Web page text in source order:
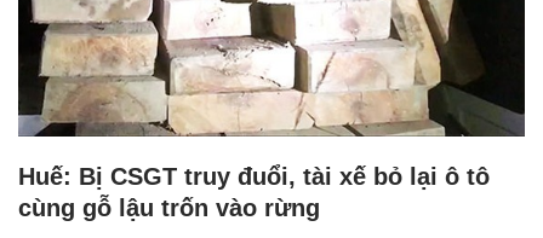
Huế: Bị CSGT truy đuổi, tài xế bỏ lại ô tô
cùng gỗ lậu trốn vào rừng